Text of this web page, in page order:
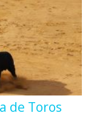
de Toros